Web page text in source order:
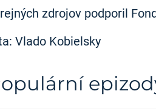
zdrojov podporil
Vlado Kobielsky